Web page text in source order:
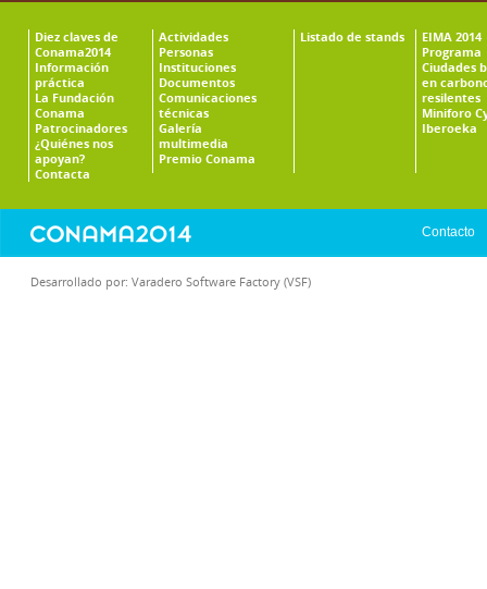
Diez claves de
Conama2014
Información
práctica
La Fundación
Conama
Patrocinadores
¿Quiénes nos
apoyan?
Contacta
Actividades
Personas
Instituciones
Documentos
Comunicaciones
técnicas
Galería
multimedia
Premio Conama
Listado de stands
EIMA 2014
Programa
Ciudades
en
resilentes
Miniforo
Iberoeka
Contacto
Desarrollado por: Varadero Software Factory (VSF)